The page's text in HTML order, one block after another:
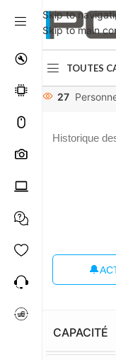
Skip to
Skip to main
TOUTES
Accueil
27
Historique
🔔
CAPACITÉ